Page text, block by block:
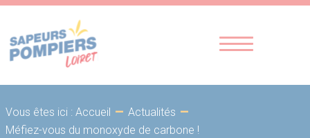
Vous êtes ici : Accueil - Actualités -
Méfiez-vous du monoxyde de carbone !